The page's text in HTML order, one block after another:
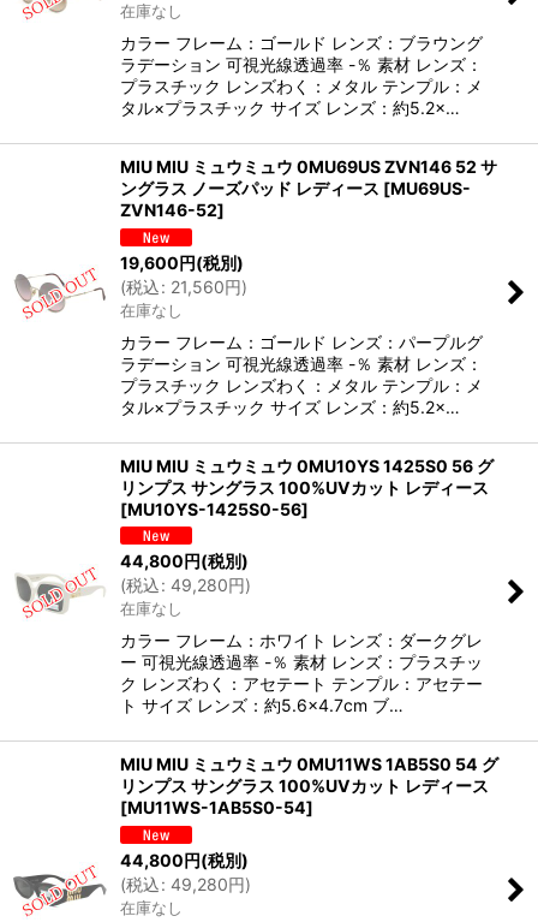
在庫なし
カラー フレーム：ゴールド レンズ：ブラウング
ラデーション 可視光線透過率 -％ 素材 レンズ：
プラスチック レンズわく：メタル テンプル：メ
タル×プラスチック サイズ レンズ：約5.2×…
MIU MIU ミュウミュウ 0MU69US ZVN146 52 サ
ングラス ノーズパッド レディース [MU69US-
ZVN146-52]
19,600円(税別)
(税込: 21,560円)
在庫なし
カラー フレーム：ゴールド レンズ：パープルグ
ラデーション 可視光線透過率 -％ 素材 レンズ：
プラスチック レンズわく：メタル テンプル：メ
タル×プラスチック サイズ レンズ：約5.2×…
MIU MIU ミュウミュウ 0MU10YS 1425S0 56 グ
リンプス サングラス 100%UVカット レディース
[MU10YS-1425S0-56]
44,800円(税別)
(税込: 49,280円)
在庫なし
カラー フレーム：ホワイト レンズ：ダークグレ
ー 可視光線透過率 -％ 素材 レンズ：プラスチッ
ク レンズわく：アセテート テンプル：アセテー
ト サイズ レンズ：約5.6×4.7cm ブ…
MIU MIU ミュウミュウ 0MU11WS 1AB5S0 54 グ
リンプス サングラス 100%UVカット レディース
[MU11WS-1AB5S0-54]
44,800円(税別)
(税込: 49,280円)
在庫なし